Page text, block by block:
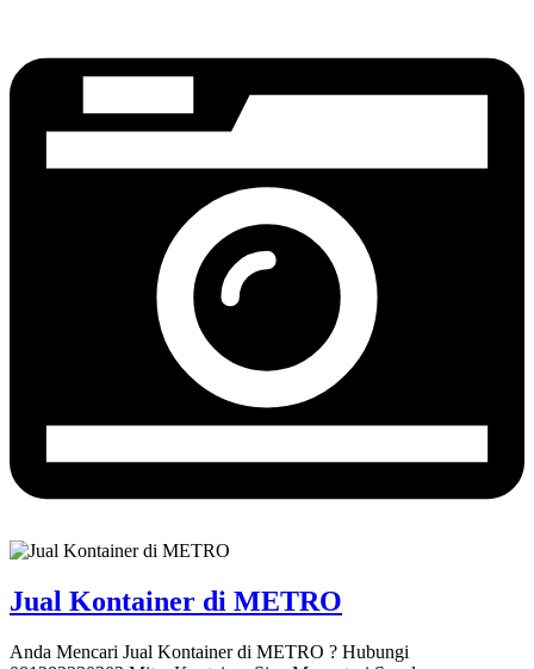
Jual Kontainer di METRO
Anda Mencari Jual Kontainer di METRO ? Hubungi